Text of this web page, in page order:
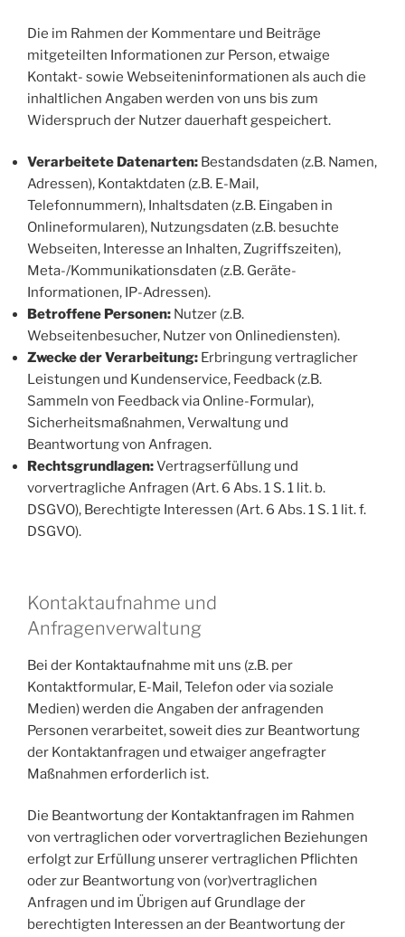
Die im Rahmen der Kommentare und Beiträge
mitgeteilten Informationen zur Person, etwaige
Kontakt- sowie Webseiteninformationen als auch die
inhaltlichen Angaben werden von uns bis zum
Widerspruch der Nutzer dauerhaft gespeichert.
Verarbeitete Datenarten: Bestandsdaten (z.B. Namen,
Adressen), Kontaktdaten (z.B. E-Mail,
Telefonnummern), Inhaltsdaten (z.B. Eingaben in
Onlineformularen), Nutzungsdaten (z.B. besuchte
Webseiten, Interesse an Inhalten, Zugriffszeiten),
Meta-/Kommunikationsdaten (z.B. Geräte-
Informationen, IP-Adressen).
Betroffene Personen: Nutzer (z.B.
Webseitenbesucher, Nutzer von Onlinediensten).
Zwecke der Verarbeitung: Erbringung vertraglicher
Leistungen und Kundenservice, Feedback (z.B.
Sammeln von Feedback via Online-Formular),
Sicherheitsmaßnahmen, Verwaltung und
Beantwortung von Anfragen.
Rechtsgrundlagen:Vertragserfüllung und
vorvertragliche Anfragen (Art. 6 Abs. 1 S. 1 lit. b.
DSGVO), Berechtigte Interessen (Art. 6 Abs. 1 S. 1 lit. f.
DSGVO).
Kontaktaufnahme und
Anfragenverwaltung
Bei der Kontaktaufnahme mit uns (z.B. per
Kontaktformular, E-Mail, Telefon oder via soziale
Medien) werden die Angaben der anfragenden
Personen verarbeitet, soweit dies zur Beantwortung
der Kontaktanfragen und etwaiger angefragter
Maßnahmen erforderlich ist.
Die Beantwortung der Kontaktanfragen im Rahmen
von vertraglichen oder vorvertraglichen Beziehungen
erfolgt zur Erfüllung unserer vertraglichen Pflichten
oder zur Beantwortung von (vor)vertraglichen
Anfragen und im Übrigen auf Grundlage der
berechtigten Interessen an der Beantwortung der